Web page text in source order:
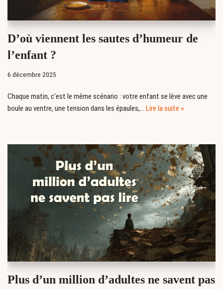
D’où viennent les sautes d’humeur de
l’enfant ?
6 décembre 2025
Chaque matin, c’est le même scénario : votre enfant se lève avec une
boule au ventre, une tension dans les épaules,… Lire la suite »
Plus d’un million d’adultes ne savent pas